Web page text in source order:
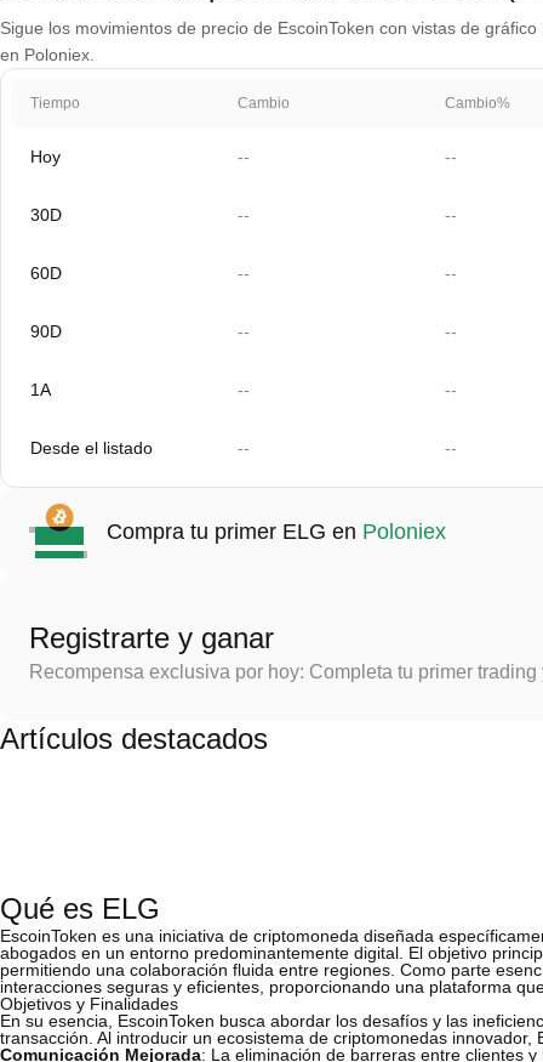
Sigue los movimientos de precio de EscoinToken con vistas de
en Poloniex.
Tiempo Cambio Cambio%
Hoy -- --
30D -- --
60D -- --
90D -- --
1A -- --
Desde el listado -- --
Compra tu primer ELG en Poloniex
Registrarte y ganar
Recompensa exclusiva por hoy: Completa tu primer
Artículos destacados
Qué es ELG
EscoinToken es una iniciativa de criptomoneda diseñada
abogados en un entorno predominantemente digital. El objetivo
permitiendo una colaboración fluida entre regiones. Como parte
interacciones seguras y eficientes, proporcionando una plataforma
Objetivos y Finalidades
En su esencia, EscoinToken busca abordar los desafíos y las
transacción. Al introducir un ecosistema de criptomonedas innovador,
Comunicación Mejorada: La eliminación de barreras entre clientes